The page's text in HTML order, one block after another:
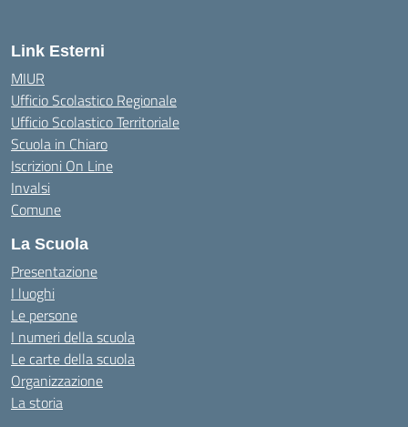
Link Esterni
MIUR
Ufficio Scolastico Regionale
Ufficio Scolastico Territoriale
Scuola in Chiaro
Iscrizioni On Line
Invalsi
Comune
La Scuola
Presentazione
I luoghi
Le persone
I numeri della scuola
Le carte della scuola
Organizzazione
La storia